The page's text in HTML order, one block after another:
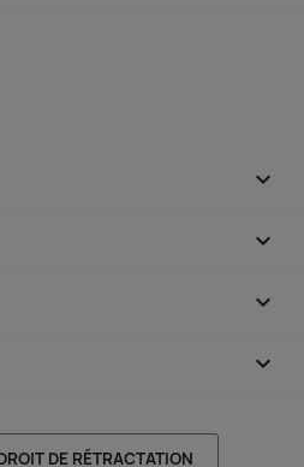



keyboard_arrow_down
DE RÉTRACTATION